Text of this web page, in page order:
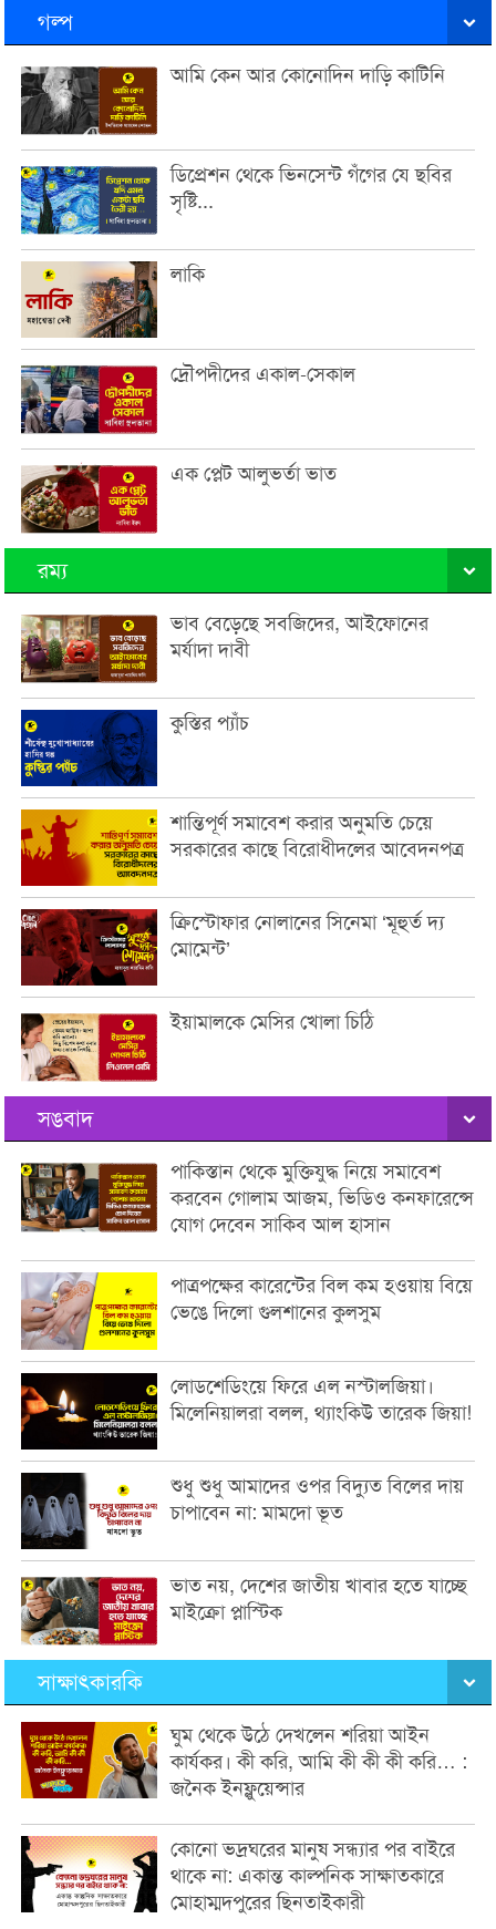
গল্প
আমি কেন আর কোনোদিন দাড়ি কাটিনি
ডিপ্রেশন থেকে ভিনসেন্ট গঁগের যে ছবির
সৃষ্টি...
লাকি
দ্রৌপদীদের একাল-সেকাল
এক প্লেট আলুভর্তা ভাত
রম্য
ভাব বেড়েছে সবজিদের, আইফোনের
মর্যাদা দাবী
কুস্তির প্যাঁচ
শান্তিপূর্ণ সমাবেশ করার অনুমতি চেয়ে
সরকারের কাছে বিরোধীদলের আবেদনপত্র
ক্রিস্টোফার নোলানের সিনেমা ‘মূহুর্ত দ্য
মোমেন্ট’
ইয়ামালকে মেসির খোলা চিঠি
সঙবাদ
পাকিস্তান থেকে মুক্তিযুদ্ধ নিয়ে সমাবেশ
করবেন গোলাম আজম, ভিডিও কনফারেন্সে
যোগ দেবেন সাকিব আল হাসান
পাত্রপক্ষের কারেন্টের বিল কম হওয়ায় বিয়ে
ভেঙে দিলো গুলশানের কুলসুম
লোডশেডিংয়ে ফিরে এল নস্টালজিয়া।
মিলেনিয়ালরা বলল, থ্যাংকিউ তারেক জিয়া!
শুধু শুধু আমাদের ওপর বিদ্যুত বিলের দায়
চাপাবেন না: মামদো ভূত
ভাত নয়, দেশের জাতীয় খাবার হতে যাচ্ছে
মাইক্রো প্লাস্টিক
সাক্ষাৎকারকি
ঘুম থেকে উঠে দেখলেন শরিয়া আইন
কার্যকর। কী করি, আমি কী কী কী করি… :
জনৈক ইনফ্লুয়েন্সার
কোনো ভদ্রঘরের মানুষ সন্ধ্যার পর বাইরে
থাকে না: একান্ত কাল্পনিক সাক্ষাতকারে
মোহাম্মদপুরের ছিনতাইকারী